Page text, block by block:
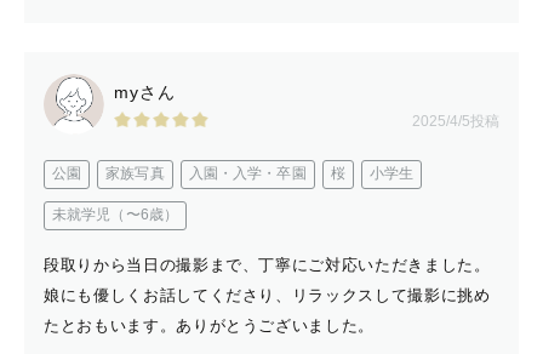
myさん
2025/4/5投稿
公園 家族写真 入園・入学・卒園 桜 小学生
未就学児（〜6歳）
段取りから当日の撮影まで、丁寧にご対応いただきました。
娘にも優しくお話してくださり、リラックスして撮影に挑め
たとおもいます。ありがとうございました。